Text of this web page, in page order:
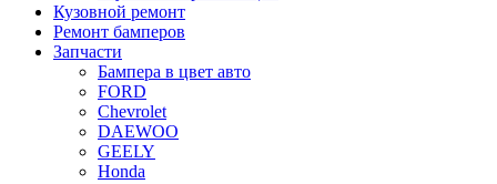
Кузовной ремонт
Ремонт бамперов
Запчасти
Бампера в цвет авто
FORD
Chevrolet
DAEWOO
GEELY
Honda